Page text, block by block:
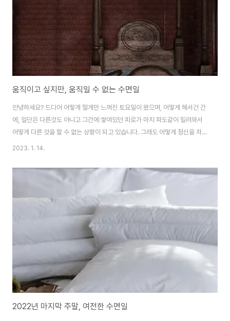
움직이고 싶지만, 움직일 수 없는 수면일
안녕하세요? 드디어 어떻게 멀게만 느껴진 토요일이 왔으며, 어떻게 해서건 간
에, 일단은 다른것도 아니고 그간에 쌓여있던 피로가 마치 파도같이 밀려와서
어떻게 다른 것을 할 수 없는 상황이 되고 있습니다. 그래도 어떻게 정신을 차려
서 여기다가 어떻게 해서건 하루종일 밀려오는 이 피로에 대해서 딱히 대첵이
있는 상황이 이어지고 있기는 합니다만, 이렇게 해서 움직이는 것도 어쩔 수 없
기는 없습니다. 일단 이렇게 해서 어떻게 무언가를 하기는 합니다만, 그게 생각
만큼 제대로 돌아가지도 않고, 제대로 몸도 움직여 지지 않는 상항이 계속해서
이어지고 있습니다. 거기다가 겨우 체력을 모아서 앉아도, 자리에서 앉은 채로
2023. 1. 14.
2022년 마지막 주말, 여전한 수면일